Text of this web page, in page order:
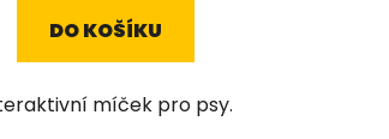
DO KOŠÍKU
míček pro psy.